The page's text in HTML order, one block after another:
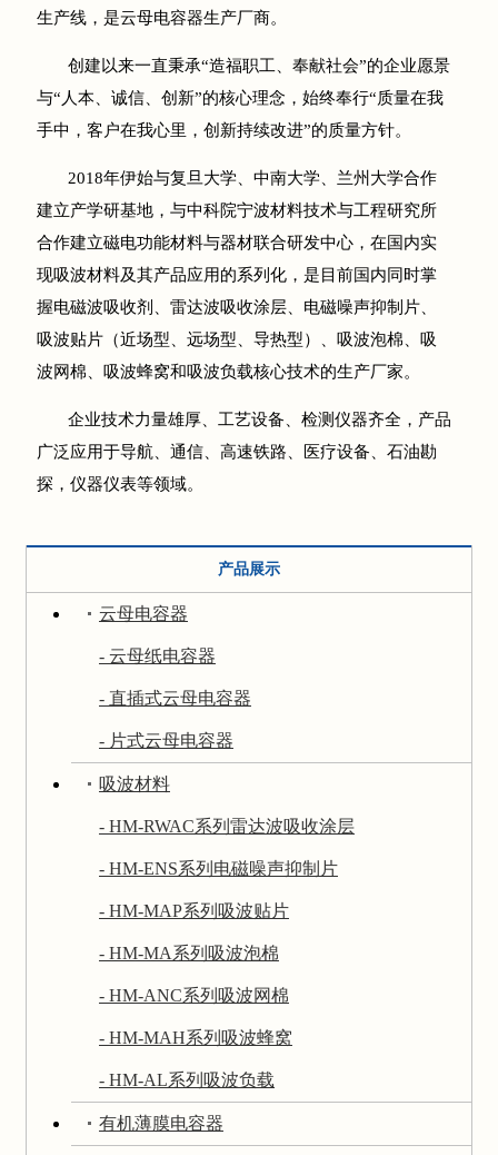
生产线，是云母电容器生产厂商。
创建以来一直秉承“造福职工、奉献社会”的企业愿景
与“人本、诚信、创新”的核心理念，始终奉行“质量在我
手中，客户在我心里，创新持续改进”的质量方针。
2018年伊始与复旦大学、中南大学、兰州大学合作
建立产学研基地，与中科院宁波材料技术与工程研究所
合作建立磁电功能材料与器材联合研发中心，在国内实
现吸波材料及其产品应用的系列化，是目前国内同时掌
握电磁波吸收剂、雷达波吸收涂层、电磁噪声抑制片、
吸波贴片（近场型、远场型、导热型）、吸波泡棉、吸
波网棉、吸波蜂窝和吸波负载核心技术的生产厂家。
企业技术力量雄厚、工艺设备、检测仪器齐全，产品
广泛应用于导航、通信、高速铁路、医疗设备、石油勘
探，仪器仪表等领域。
产品展示
云母电容器
- 云母纸电容器
- 直插式云母电容器
- 片式云母电容器
吸波材料
- HM-RWAC系列雷达波吸收涂层
- HM-ENS系列电磁噪声抑制片
- HM-MAP系列吸波贴片
- HM-MA系列吸波泡棉
- HM-ANC系列吸波网棉
- HM-MAH系列吸波蜂窝
- HM-AL系列吸波负载
有机薄膜电容器